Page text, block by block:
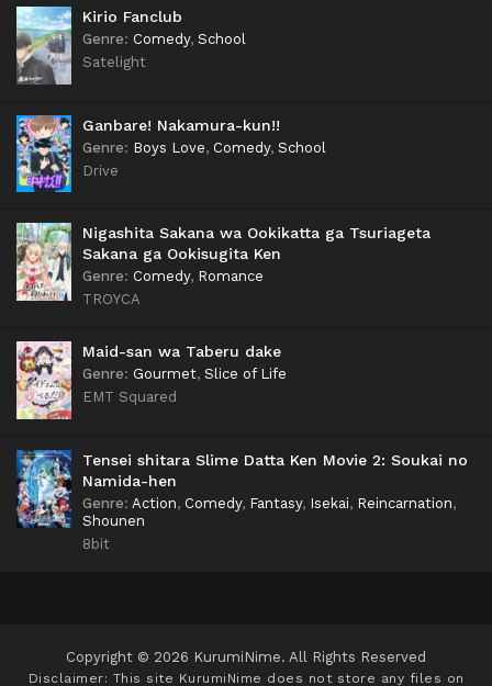
Kirio Fanclub
Genre: Comedy, School
Satelight
Ganbare! Nakamura-kun!!
Genre: Boys Love, Comedy, School
Drive
Nigashita Sakana wa Ookikatta ga Tsuriageta
Sakana ga Ookisugita Ken
Genre: Comedy, Romance
TROYCA
Maid-san wa Taberu dake
Genre: Gourmet, Slice of Life
EMT Squared
Tensei shitara Slime Datta Ken Movie 2: Soukai no
Namida-hen
Genre: Action, Comedy, Fantasy, Isekai, Reincarnation,
Shounen
8bit
Copyright © 2026 KurumiNime. All Rights Reserved
Disclaimer: This site KurumiNime does not store any files on